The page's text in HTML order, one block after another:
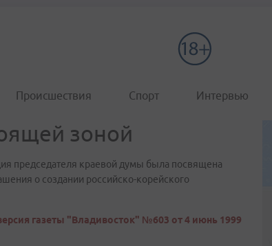
Происшествия Спорт Интервью
зоной
председателя краевой думы была посвящена
о создании российско-корейского
газеты "Владивосток" №603 от 4 июнь 1999